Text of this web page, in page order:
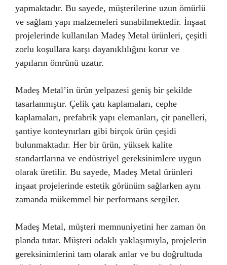
yapmaktadır. Bu sayede, müşterilerine uzun ömürlü
ve sağlam yapı malzemeleri sunabilmektedir. İnşaat
projelerinde kullanılan Madeş Metal ürünleri, çeşitli
zorlu koşullara karşı dayanıklılığını korur ve
yapıların ömrünü uzatır.
Madeş Metal’in ürün yelpazesi geniş bir şekilde
tasarlanmıştır. Çelik çatı kaplamaları, cephe
kaplamaları, prefabrik yapı elemanları, çit panelleri,
şantiye konteynırları gibi birçok ürün çeşidi
bulunmaktadır. Her bir ürün, yüksek kalite
standartlarına ve endüstriyel gereksinimlere uygun
olarak üretilir. Bu sayede, Madeş Metal ürünleri
inşaat projelerinde estetik görünüm sağlarken aynı
zamanda mükemmel bir performans sergiler.
Madeş Metal, müşteri memnuniyetini her zaman ön
planda tutar. Müşteri odaklı yaklaşımıyla, projelerin
gereksinimlerini tam olarak anlar ve bu doğrultuda